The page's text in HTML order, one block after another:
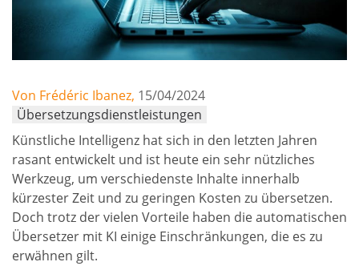
Von Frédéric Ibanez, 15/04/2024
Übersetzungsdienstleistungen
Künstliche Intelligenz hat sich in den letzten Jahren
rasant entwickelt und ist heute ein sehr nützliches
Werkzeug, um verschiedenste Inhalte innerhalb
kürzester Zeit und zu geringen Kosten zu übersetzen.
Doch trotz der vielen Vorteile haben die automatischen
Übersetzer mit KI einige Einschränkungen, die es zu
erwähnen gilt.